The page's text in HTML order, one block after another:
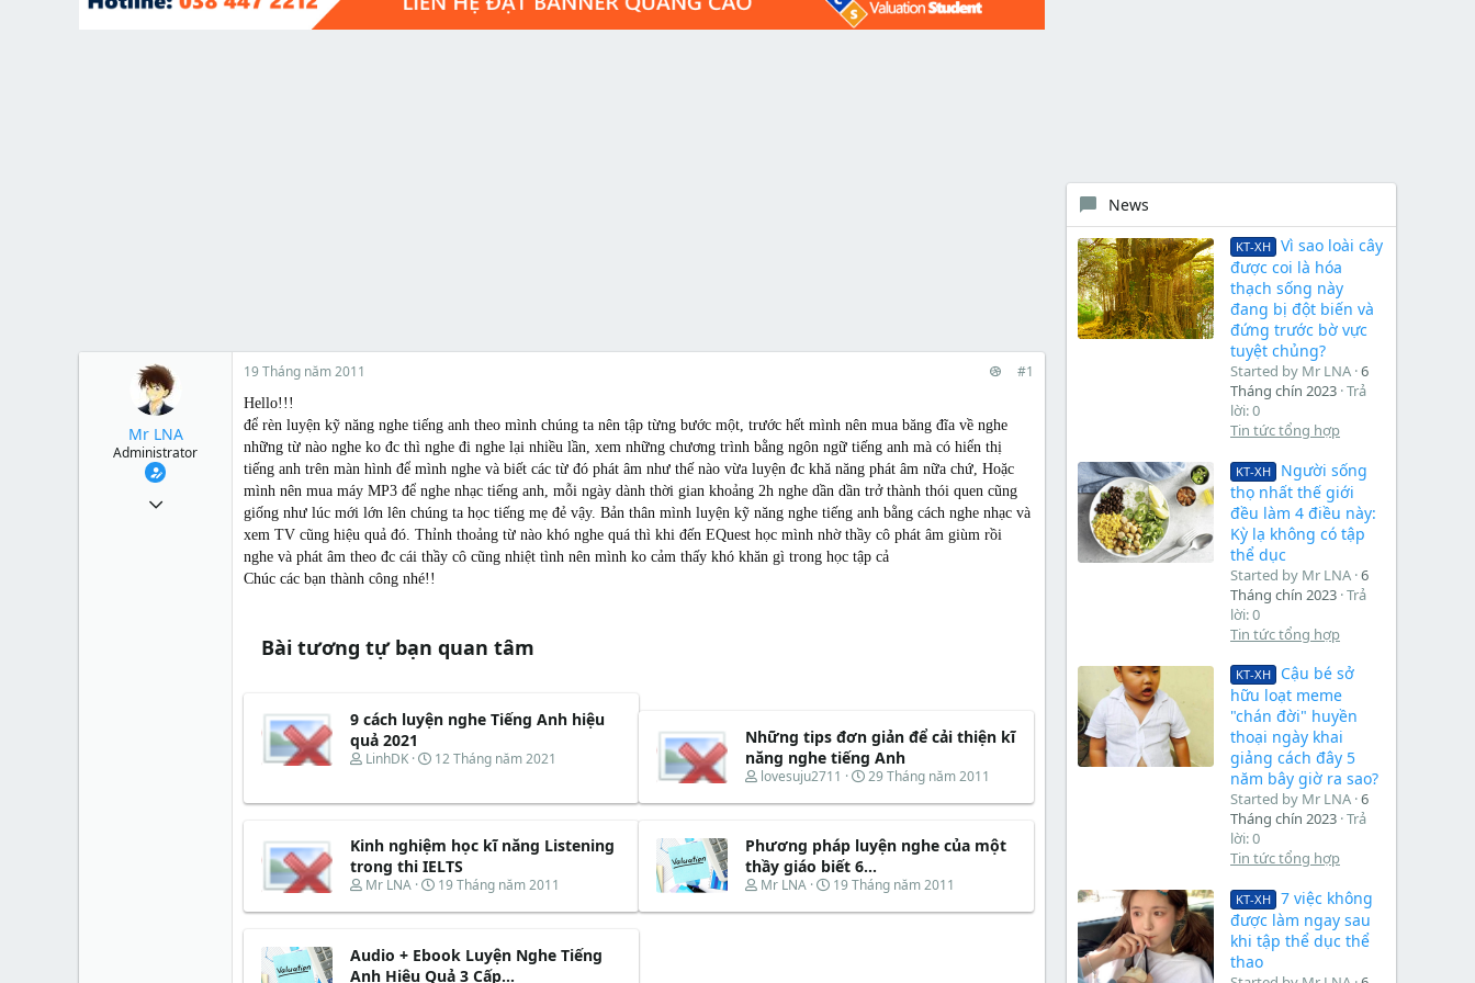
t
Mr LNA
Administrator
19 Tháng năm 2011 #1
Hello!!!
để rèn luyện kỹ năng nghe tiếng anh theo mình chúng ta nên tập từng bước một, trước hết mình nên mua băng đĩa về nghe
những từ nào nghe ko đc thì nghe đi nghe lại nhiều lần, xem những chương trình bằng ngôn ngữ tiếng anh mà có hiển thị
tiếng anh trên màn hình để mình nghe và biết các từ đó phát âm như thế nào vừa luyện đc khă năng phát âm nữa chứ, Hoặc
mình nên mua máy MP3 để nghe nhạc tiếng anh, mỗi ngày dành thời gian khoảng 2h nghe dần dần trở thành thói quen cũng
giống như lúc mới lớn lên chúng ta học tiếng mẹ đẻ vậy. Bản thân mình luyện kỹ năng nghe tiếng anh bằng cách nghe nhạc và
xem TV cũng hiệu quả đó. Thỉnh thoảng từ nào khó nghe quá thì khi đến EQuest học mình nhờ thầy cô phát âm giùm rồi
nghe và phát âm theo đc cái thầy cô cũng nhiệt tình nên mình ko cảm thấy khó khăn gì trong học tập cả
Chúc các bạn thành công nhé!!
Bài tương tự bạn quan tâm
9 cách luyện nghe Tiếng Anh hiệu
quả 2021
T
e
d
s
t
r
e
LinhDK
N
y
ắ
t
đ
u
12 Tháng năm 2021
Những tips đơn giản để cải thiện kĩ
năng nghe tiếng Anh
T
r
a
d
s
a
lovesuju2711
N
à
b
t
ầ
29 Tháng năm 2011
Kinh nghiệm học kĩ năng Listening
trong thi IELTS
T
r
a
d
Mr LNA
N
à
b
ắ
19 Tháng năm 2011
Phương pháp luyện nghe của một
thầy giáo biết 6...
T
r
Mr LNA
N
à
19 Tháng năm 2011
Audio + Ebook Luyện Nghe Tiếng
Anh Hiệu Quả 3 Cấp...
News
KT-XH
Vì sao loài cây
được coi là hóa
thạch sống này
đang bị đột biến và
đứng trước bờ vực
tuyệt chủng?
Started by Mr LNA 6
Tháng chín 2023 Trả
lời: 0
Tin tức tổng hợp
KT-XH
Người sống
thọ nhất thế giới
đều làm 4 điều này:
Kỳ lạ không có tập
thể dục
Started by Mr LNA 6
Tháng chín 2023 Trả
lời: 0
Tin tức tổng hợp
KT-XH
Cậu bé sở
hữu loạt meme
"chán đời" huyền
thoại ngày khai
giảng cách đây 5
năm bây giờ ra sao?
Started by Mr LNA 6
Tháng chín 2023 Trả
lời: 0
Tin tức tổng hợp
KT-XH
7 việc không
được làm ngay sau
khi tập thể dục thể
thao